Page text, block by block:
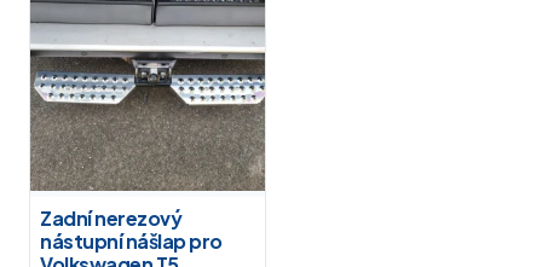
Zadní nerezový
nástupní nášlap pro